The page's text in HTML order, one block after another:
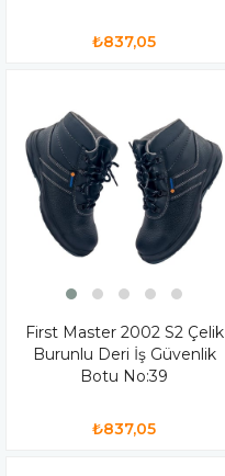
₺837,05
First Master 2002 S2 Çelik
Burunlu Deri İş Güvenlik
Botu No:39
₺837,05